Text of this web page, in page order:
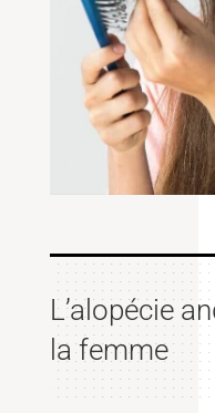
L’alopécie
la femme